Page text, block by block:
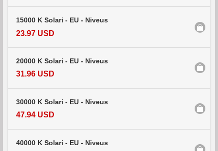
15000 K Solari - EU - Niveus
23.97 USD
20000 K Solari - EU - Niveus
31.96 USD
30000 K Solari - EU - Niveus
47.94 USD
40000 K Solari - EU - Niveus